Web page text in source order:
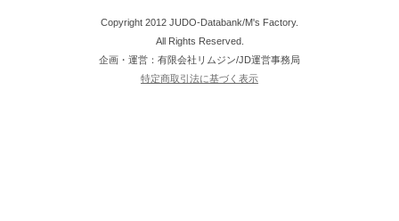
Copyright 2012 JUDO-Databank/M's Factory.
All Rights Reserved.
企画・運営：有限会社リムジン/JD運営事務局
特定商取引法に基づく表示